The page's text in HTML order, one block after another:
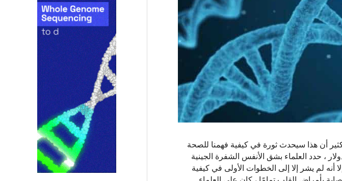
الناجح للجينوم البشري لأول مرة في أوائل عام 2003 ، اعتقد الكثير أن هذا سيحدث ثورة في كيفية فهمنا للصحة
الذي استمر لعقد من الزمان والذي كلف ما يقرب من 3 مليارات دولار ، حدد العلماء بشق الأنفس الشفرة الجينية
أنه لم يشر إلا إلى الخطوات الأولى في كيفية